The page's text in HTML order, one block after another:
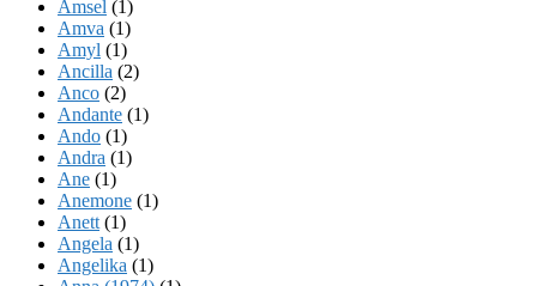
Amsel (1)
Amva (1)
Amyl (1)
Ancilla (2)
Anco (2)
Andante (1)
Ando (1)
Andra (1)
Ane (1)
Anemone (1)
Anett (1)
Angela (1)
Angelika (1)